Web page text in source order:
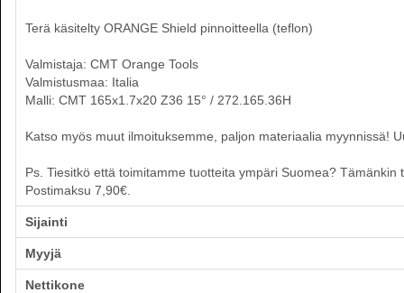
Terä käsitelty ORANGE Shield pinnoitteella (teflon)
Valmistaja: CMT Orange Tools
Valmistusmaa: Italia
Malli: CMT 165x1.7x20 Z36 15° / 272.165.36H
Katso myös muut ilmoituksemme, paljon materiaalia myynnissä!
Ps. Tiesitkö että toimitamme tuotteita ympäri Suomea?
Postimaksu 7,90€.
Sijainti
Myyjä
Nettikone